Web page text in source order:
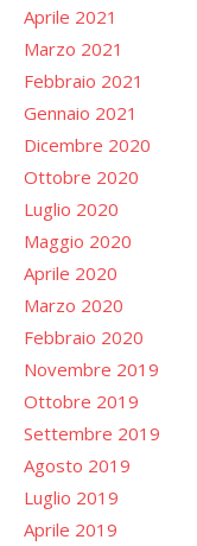
Aprile 2021
Marzo 2021
Febbraio 2021
Gennaio 2021
Dicembre 2020
Ottobre 2020
Luglio 2020
Maggio 2020
Aprile 2020
Marzo 2020
Febbraio 2020
Novembre 2019
Ottobre 2019
Settembre 2019
Agosto 2019
Luglio 2019
Aprile 2019